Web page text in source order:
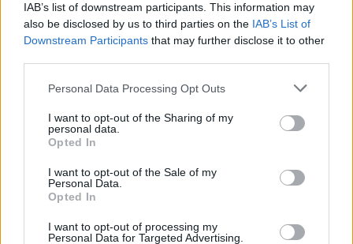
IAB’s list of downstream participants. This information may
also be disclosed by us to third parties on the IAB’s List of
Downstream Participants that may further disclose it to other
Please note that this website/app uses one or more Google
not limited to your visit or usage behaviour. You may click to
grant or deny consent to Google and its third-party tags to
use your data for below specified purposes in below Google
consent section.
Personal Data Processing Opt Outs
I want to opt-out of the Sharing of my
personal data.
Opted In
I want to opt-out of the Sale of my
Personal Data.
Opted In
I want to opt-out of processing my
Personal Data for Targeted Advertising.
Νέες ισραηλινές επιδρομές στον νότιο
Ο Τραμπ αρνείται ότι αντιμετωπίζει
έλλειψη πυρομαχικών και καταφέρεται
εναντίον των ΜΜΕ